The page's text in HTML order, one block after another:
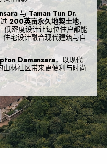
与Taman Tun Dr.
200英亩永久地契土地，
低密度设计让每位住户都能
宅设计融合现代建筑与自
Damansara，以现代
林社区带来更便利与时尚